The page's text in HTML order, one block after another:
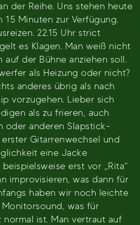
der Reihe. Uns stehen heute
15 Minuten zur Verfügung.
22.15 Uhr strict
es Klagen. Man weiß nicht
auf der Bühne anziehen soll.
als Heizung oder nicht?
anderes übrig als nach
vorzugehen. Lieber sich
als zu frieren, auch
oder anderen Slapstick-
Gitarrenwechsel und
eine Jacke
erst vor „Rita“
improvisieren, was dann für
haben wir noch leichte
was für
normal ist. Man vertraut auf